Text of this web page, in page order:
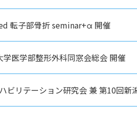
転子部骨折 seminar+α 開催
医学部整形外科同窓会総会 開催
ビリテーション研究会 兼 第10回